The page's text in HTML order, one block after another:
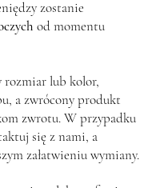
zostanie
od momentu
rozmiar lub kolor,
a zwrócony produkt
zwrotu. W przypadku
się z nami, a
załatwieniu wymiany.